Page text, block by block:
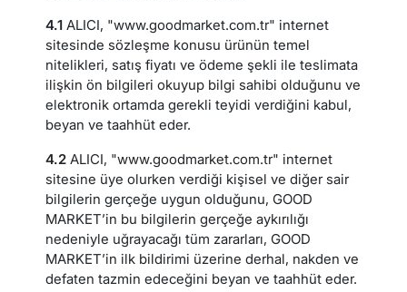
4.1 ALICI, "www.goodmarket.com.tr" internet
sitesinde sözleşme konusu ürünün temel
nitelikleri, satış fiyatı ve ödeme şekli ile teslimata
ilişkin ön bilgileri okuyup bilgi sahibi olduğunu ve
elektronik ortamda gerekli teyidi verdiğini kabul,
beyan ve taahhüt eder.
4.2 ALICI, "www.goodmarket.com.tr" internet
sitesine üye olurken verdiği kişisel ve diğer sair
bilgilerin gerçeğe uygun olduğunu, GOOD
MARKET’in bu bilgilerin gerçeğe aykırılığı
nedeniyle uğrayacağı tüm zararları, GOOD
MARKET’in ilk bildirimi üzerine derhal, nakden ve
defaten tazmin edeceğini beyan ve taahhüt eder.